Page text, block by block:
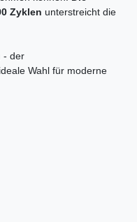
Zyklen unterstreicht die
- der
Wahl für moderne